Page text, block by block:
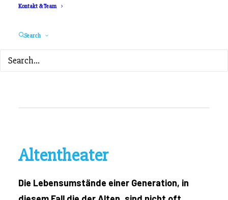
Kontakt & Team
Search
Herausgeber: Gerd Koch, Marianne Streisand.
ZURÜCK ZUM INHALTSVERZEICHNIS
Altentheater
Die Lebensumstände einer Generation, in